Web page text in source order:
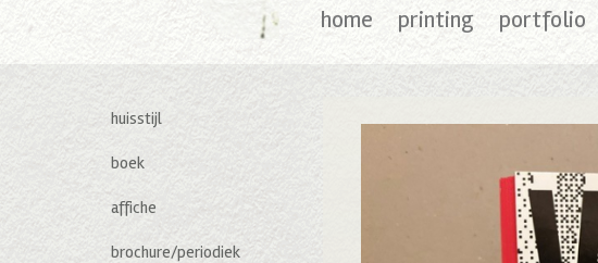
home printing portfolio
huisstijl
boek
affiche
brochure/periodiek